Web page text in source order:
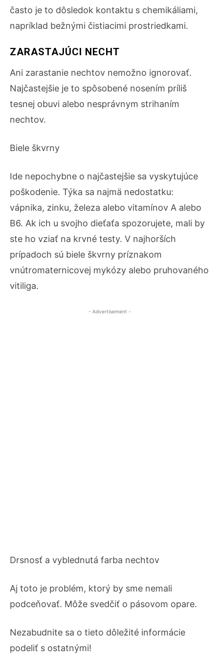
často je to dôsledok kontaktu s chemikáliami,
napríklad bežnými čistiacimi prostriedkami.
ZARASTAJÚCI NECHT
Ani zarastanie nechtov nemožno ignorovať.
Najčastejšie je to spôsobené nosením príliš
tesnej obuvi alebo nesprávnym strihaním
nechtov.
Biele škvrny
Ide nepochybne o najčastejšie sa vyskytujúce
poškodenie. Týka sa najmä nedostatku:
vápnika, zinku, železa alebo vitamínov A alebo
B6. Ak ich u svojho dieťaťa spozorujete, mali by
ste ho vziať na krvné testy. V najhorších
prípadoch sú biele škvrny príznakom
vnútromaternicovej mykózy alebo pruhovaného
vitiliga.
- Advertisement -
Drsnosť a vyblednutá farba nechtov
Aj toto je problém, ktorý by sme nemali
podceňovať. Môže svedčiť o pásovom opare.
Nezabudnite sa o tieto dôležité informácie
podeliť s ostatnými!